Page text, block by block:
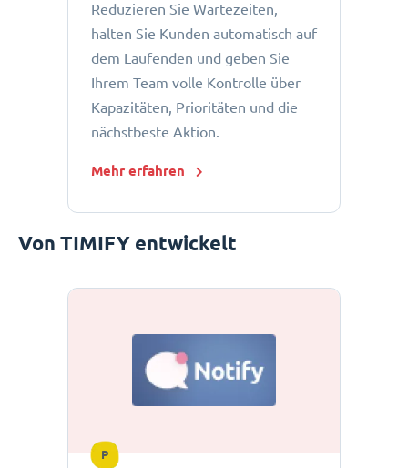
Reduzieren Sie Wartezeiten,
halten Sie Kunden automatisch auf
dem Laufenden und geben Sie
Ihrem Team volle Kontrolle über
Kapazitäten, Prioritäten und die
nächstbeste Aktion.
Mehr erfahren
Von TIMIFY entwickelt
P